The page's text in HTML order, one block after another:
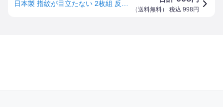
（送料無料） 税込 998 円